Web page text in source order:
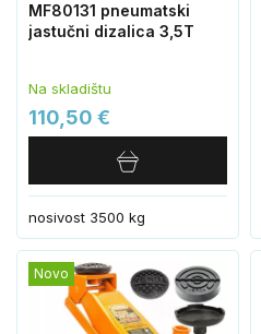
MF80131 pneumatski
jastučni dizalica 3,5T
Na skladištu
110,50 €
nosivost 3500 kg
Novo